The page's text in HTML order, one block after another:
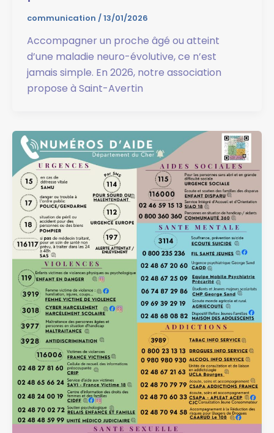
communication /13/01/2026
Accompagner un proche âgé ou atteint
d’une maladie neuro-évolutive, ce n’est
jamais simple. En 2026, notre association
propose à Saint-Avertin